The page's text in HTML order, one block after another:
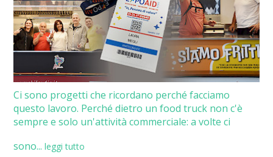
Ci sono progetti che ricordano perché facciamo
questo lavoro. Perché dietro un food truck non c'è
sempre e solo un'attività commerciale: a volte ci
sono... leggi tutto